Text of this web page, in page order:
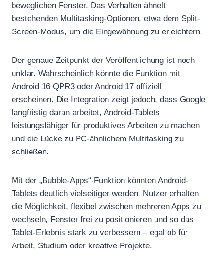
beweglichen Fenster. Das Verhalten ähnelt
bestehenden Multitasking-Optionen, etwa dem Split-
Screen-Modus, um die Eingewöhnung zu erleichtern.
Der genaue Zeitpunkt der Veröffentlichung ist noch
unklar. Wahrscheinlich könnte die Funktion mit
Android 16 QPR3 oder Android 17 offiziell
erscheinen. Die Integration zeigt jedoch, dass Google
langfristig daran arbeitet, Android-Tablets
leistungsfähiger für produktives Arbeiten zu machen
und die Lücke zu PC-ähnlichem Multitasking zu
schließen.
Mit der „Bubble-Apps“-Funktion könnten Android-
Tablets deutlich vielseitiger werden. Nutzer erhalten
die Möglichkeit, flexibel zwischen mehreren Apps zu
wechseln, Fenster frei zu positionieren und so das
Tablet-Erlebnis stark zu verbessern – egal ob für
Arbeit, Studium oder kreative Projekte.